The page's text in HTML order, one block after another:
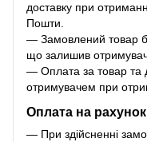
доставку при
Пошти.
— Замовлений товар
що залишив
— Оплата за товар та
отримувачем при
Оплата на
— При здійсненні